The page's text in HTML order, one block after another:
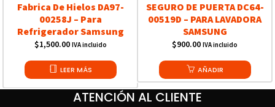
Fabrica De Hielos DA97-
00258J – Para
Refrigerador Samsung
$1,500.00 IVA incluido
LEER MÁS
SEGURO DE PUERTA DC64-
00519D – PARA LAVADORA
SAMSUNG
$900.00 IVA incluido
AÑADIR
ATENCIÓN AL CLIENTE